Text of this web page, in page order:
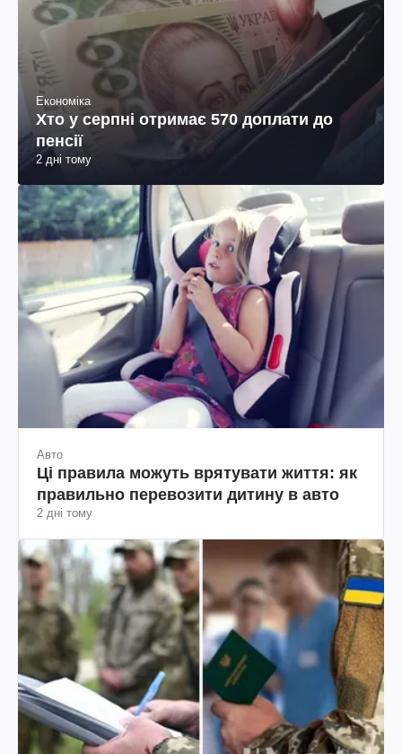
Економіка
Хто у серпні отримає 570 доплати до
пенсії
2 дні тому
Авто
Ці правила можуть врятувати життя: як
правильно перевозити дитину в авто
2 дні тому